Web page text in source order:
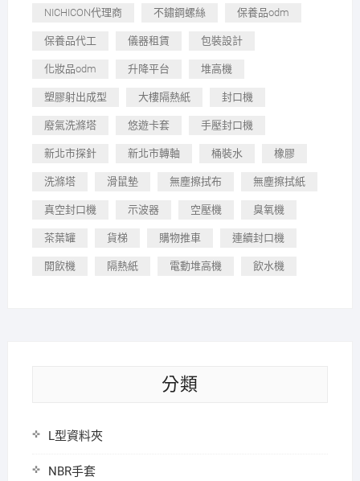
NICHICON代理商 不鏽鋼螺絲 保養品odm
保養品代工 儀器租賃 包裝設計
化妝品odm 升降平台 堆高機
塑膠射出成型 大樓隔熱紙 封口機
廢氣洗滌塔 悠遊卡套 手壓封口機
新北市探針 新北市轉軸 桶裝水 橡膠
洗滌塔 滑鼠墊 無塵擦拭布 無塵擦拭紙
真空封口機 示波器 空壓機 臭氧機
茶葉罐 貨梯 購物推車 連續封口機
開飲機 隔熱紙 電動堆高機 飲水機
分類
L型資料夾
NBR手套